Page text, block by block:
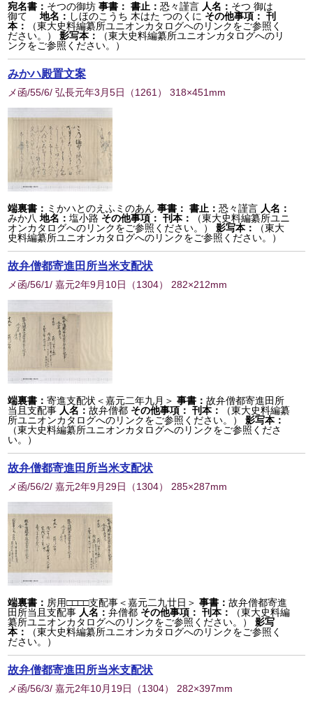
宛名書： そつの御坊 事書： 書止：恐々謹言 人名： そつ 御はゝ
御てゝ
地名： しほのこうち 木はた つのくに その他事項： 刊
本：
（東大史料編纂所ユニオンカタログへのリンクをご参照く
ださい。）
影写本：
（東大史料編纂所ユニオンカタログへのリ
ンクをご参照ください。）
みかハ殿置文案
メ函/55/6/ 弘長元年3月5日 （1261 ） 318×451mm
端裏書： ミかハとのえふミのあん 事書： 書止：恐々謹言 人名：
みか八 地名：塩小路 その他事項： 刊本：
（東大史料編纂所ユニ
オンカタログへのリンクをご参照ください。）
影写本：
（東大
史料編纂所ユニオンカタログへのリンクをご参照ください。）
故弁僧都寄進田所当米支配状
メ函/56/1/ 嘉元2年9月10日 （1304） 282×212mm
端裏書：寄進支配状＜嘉元二年九月＞ 事書：故弁僧都寄進田所
当且支配事 人名：故弁僧都 その他事項： 刊本：
（東大史料編纂
所ユニオンカタログへのリンクをご参照ください。）
影写本：
（東大史料編纂所ユニオンカタログへのリンクをご参照くださ
い。）
故弁僧都寄進田所当米支配状
メ函/56/2/ 嘉元2年9月29日 （1304） 285×287mm
端裏書： 房用□□□□支配事＜嘉元二九廿日＞ 事書：故弁僧都寄進
田所当且支配事 人名：弁僧都 その他事項： 刊本：
（東大史料編
纂所ユニオンカタログへのリンクをご参照ください。）
影写
本：
（東大史料編纂所ユニオンカタログへのリンクをご参照く
ださい。）
故弁僧都寄進田所当米支配状
メ函/56/3/ 嘉元2年10月19日 （1304） 282×397mm